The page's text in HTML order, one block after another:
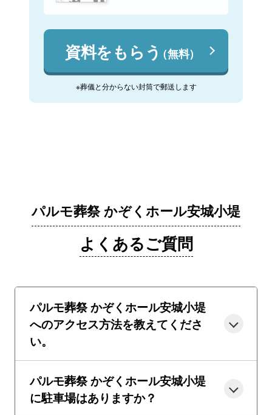
資料をもらう（無料）
※葬儀と分からない封筒で郵送します
パルモ葬祭 かぞくホール安城小堤
よくあるご質問
パルモ葬祭 かぞくホール安城小堤
へのアクセス方法を教えてくださ
い。
パルモ葬祭 かぞくホール安城小堤
に駐車場はありますか？